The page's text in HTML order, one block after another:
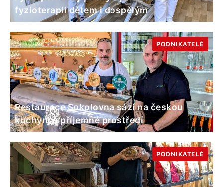
fyzioterapii dětem i dospělým
Restaurace Sokolovna sází na českou
kuchyni a příjemné prostředí
PODNIKATELÉ
PODNIKATELÉ